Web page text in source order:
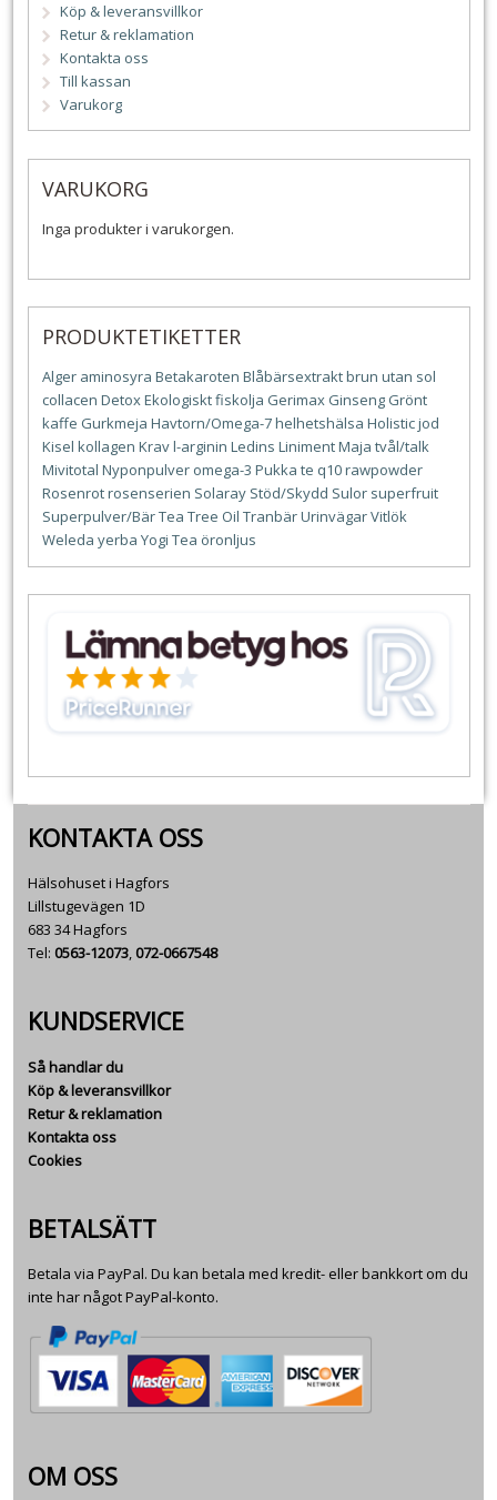
Köp & leveransvillkor
Retur & reklamation
Kontakta oss
Till kassan
Varukorg
VARUKORG
Inga produkter i varukorgen.
PRODUKTETIKETTER
Alger aminosyra Betakaroten Blåbärsextraktbrun utan sol
collacen DetoxEkologisktfiskolja Gerimax Ginseng Grönt
kaffe Gurkmeja Havtorn/Omega-7helhetshälsa Holisticjod
Kisel kollagen Kravl-arginin Ledins LinimentMaja tvål/talk
Mivitotal Nyponpulver omega-3 Pukka te q10rawpowder
Rosenrotrosenserien Solaray Stöd/Skydd Sulor superfruit
Superpulver/BärTea Tree Oil TranbärUrinvägarVitlök
Weleda yerba Yogi Tea öronljus
KONTAKTA OSS
Hälsohuset i Hagfors
Lillstugevägen 1D
683 34 Hagfors
Tel: 0563-12073,072-0667548
KUNDSERVICE
Så handlar du
Köp & leveransvillkor
Retur & reklamation
Kontakta oss
Cookies
BETALSÄTT
Betala via PayPal. Du kan betala med kredit- eller bankkort om du
inte har något PayPal-konto.
OM OSS